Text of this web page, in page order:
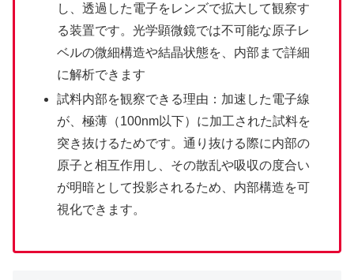
し、透過した電子をレンズで拡大して観察す
る装置です。光学顕微鏡では不可能な原子レ
ベルの微細構造や結晶状態を、内部まで詳細
に解析できます
試料内部を観察できる理由：加速した電子線
が、極薄（100nm以下）に加工された試料を
突き抜けるためです。通り抜ける際に内部の
原子と相互作用し、その散乱や吸収の度合い
が明暗として投影されるため、内部構造を可
視化できます。